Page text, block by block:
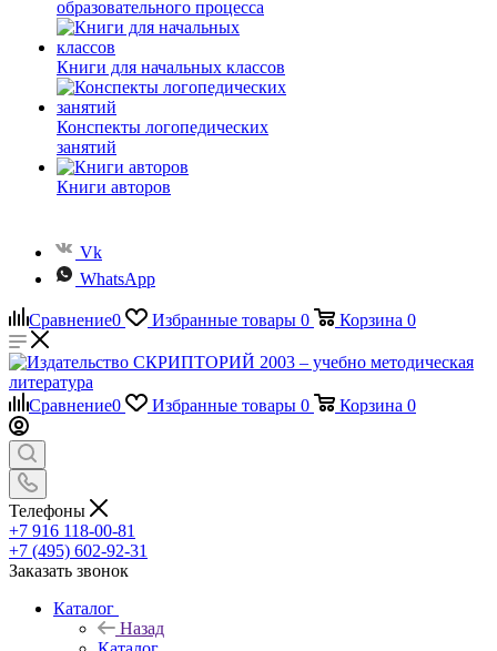
образовательного процесса
Книги для начальных классов
Конспекты логопедических
занятий
Книги авторов
Vk
WhatsApp
Сравнение0 Избранные товары 0 Корзина 0
Сравнение0 Избранные товары 0 Корзина 0
Телефоны
+7 916 118-00-81
+7 (495) 602-92-31
Заказать звонок
Каталог
Назад